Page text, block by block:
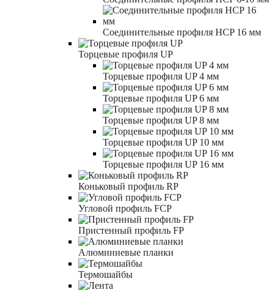
Соединительные профиля HCP 16 мм
Торцевые профиля UP
Торцевые профиля UP 4 мм
Торцевые профиля UP 6 мм
Торцевые профиля UP 8 мм
Торцевые профиля UP 10 мм
Торцевые профиля UP 16 мм
Коньковый профиль RP
Угловой профиль FCP
Пристенный профиль FP
Алюминиевые планки
Термошайбы